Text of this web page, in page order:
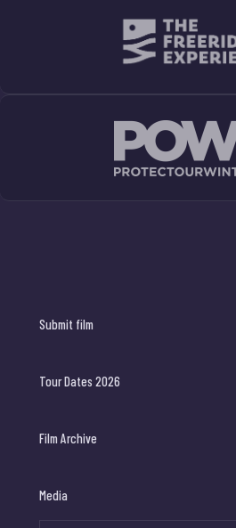
Submit film
Tour Dates 2026
Film Archive
Media